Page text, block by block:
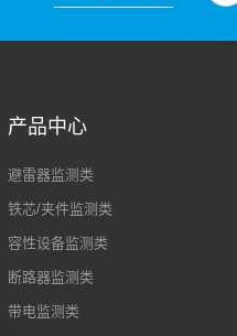
产品中心
避雷器监测类
铁芯/夹件监测类
容性设备监测类
断路器监测类
带电监测类